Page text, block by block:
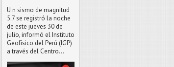
U n sismo de magnitud
5.7 se registró la noche
de este jueves 30 de
julio, informó el Instituto
Geofísico del Perú (IGP)
a través del Centro...